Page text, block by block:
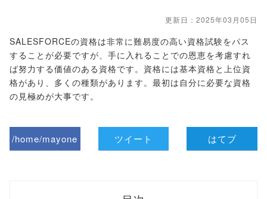
更新日：2025年03月05日
SALESFORCEの資格は非常に難易度の高い資格試験をパス
することが必要ですが、手に入れることでの恩恵を考慮すれ
ば努力する価値のある資格です。資格には基本資格と上位資
格があり、多くの種類があります。最初は自分に必要な資格
の見極めが大事です。
/home/mayone
ツイート はてブ